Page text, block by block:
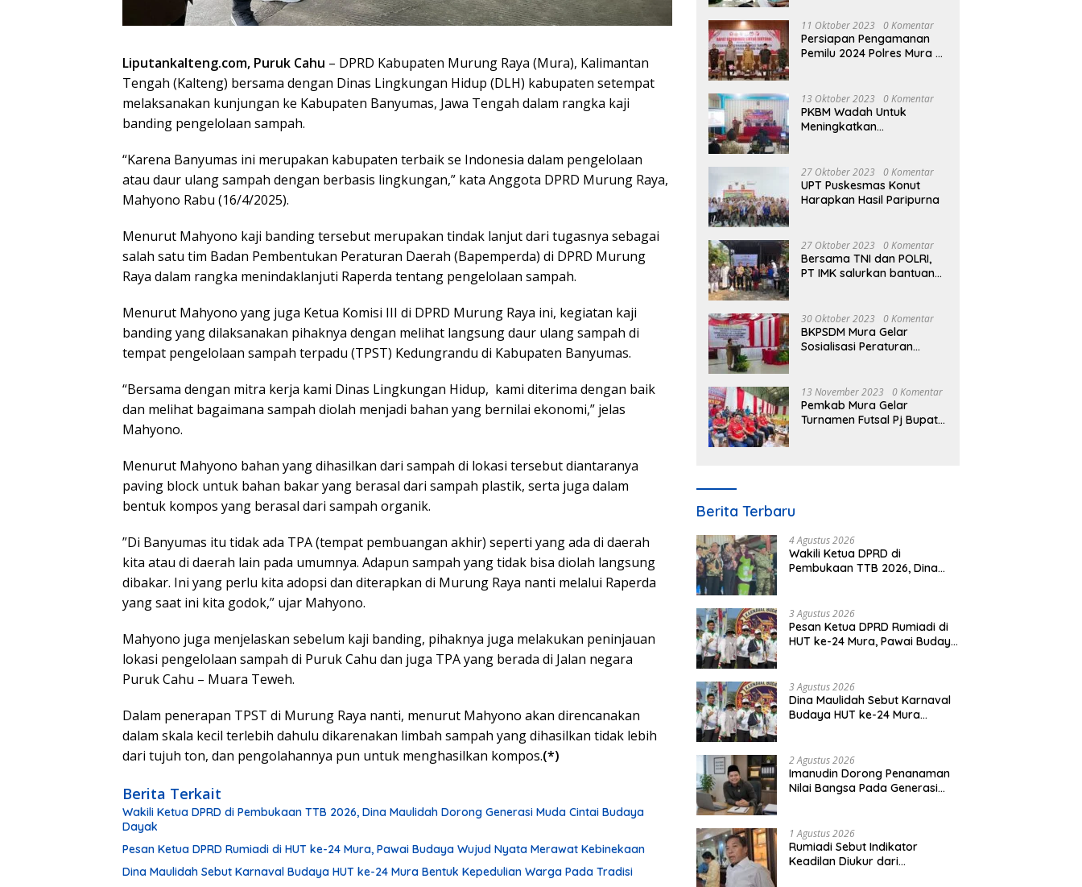
Liputankalteng.com, Puruk Cahu – DPRD Kabupaten Murung Raya (Mura), Kalimantan
Tengah (Kalteng) bersama dengan Dinas Lingkungan Hidup (DLH) kabupaten setempat
melaksanakan kunjungan ke Kabupaten Banyumas, Jawa Tengah dalam rangka kaji
banding pengelolaan sampah.
“Karena Banyumas ini merupakan kabupaten terbaik se Indonesia dalam pengelolaan
atau daur ulang sampah dengan berbasis lingkungan,” kata Anggota DPRD Murung Raya,
Mahyono Rabu (16/4/2025).
Menurut Mahyono kaji banding tersebut merupakan tindak lanjut dari tugasnya sebagai
salah satu tim Badan Pembentukan Peraturan Daerah (Bapemperda) di DPRD Murung
Raya dalam rangka menindaklanjuti Raperda tentang pengelolaan sampah.
Menurut Mahyono yang juga Ketua Komisi III di DPRD Murung Raya ini, kegiatan kaji
banding yang dilaksanakan pihaknya dengan melihat langsung daur ulang sampah di
tempat pengelolaan sampah terpadu (TPST) Kedungrandu di Kabupaten Banyumas.
“Bersama dengan mitra kerja kami Dinas Lingkungan Hidup, kami diterima dengan baik
dan melihat bagaimana sampah diolah menjadi bahan yang bernilai ekonomi,” jelas
Mahyono.
Menurut Mahyono bahan yang dihasilkan dari sampah di lokasi tersebut diantaranya
paving block untuk bahan bakar yang berasal dari sampah plastik, serta juga dalam
bentuk kompos yang berasal dari sampah organik.
”Di Banyumas itu tidak ada TPA (tempat pembuangan akhir) seperti yang ada di daerah
kita atau di daerah lain pada umumnya. Adapun sampah yang tidak bisa diolah langsung
dibakar. Ini yang perlu kita adopsi dan diterapkan di Murung Raya nanti melalui Raperda
yang saat ini kita godok,” ujar Mahyono.
Mahyono juga menjelaskan sebelum kaji banding, pihaknya juga melakukan peninjauan
lokasi pengelolaan sampah di Puruk Cahu dan juga TPA yang berada di Jalan negara
Puruk Cahu – Muara Teweh.
Dalam penerapan TPST di Murung Raya nanti, menurut Mahyono akan direncanakan
dalam skala kecil terlebih dahulu dikarenakan limbah sampah yang dihasilkan tidak lebih
dari tujuh ton, dan pengolahannya pun untuk menghasilkan kompos.(*)
Berita Terkait
Wakili Ketua DPRD di Pembukaan TTB 2026, Dina Maulidah Dorong Generasi Muda Cintai Budaya
Dayak
Pesan Ketua DPRD Rumiadi di HUT ke-24 Mura, Pawai Budaya Wujud Nyata Merawat Kebinekaan
Dina Maulidah Sebut Karnaval Budaya HUT ke-24 Mura Bentuk Kepedulian Warga Pada Tradisi
Perubahan 2023
11 Oktober 2023 0 Komentar
Persiapan Pengamanan
Pemilu 2024 Polres Mura
13 Oktober 2023 0 Komentar
PKBM Wadah Untuk
Meningkatkan
Dalam Bidang Ekonomi
27 Oktober 2023 0 Komentar
UPT Puskesmas Konut
Harapkan Hasil Paripurna
27 Oktober 2023 0 Komentar
Bersama TNI dan POLRI,
PT IMK salurkan bantuan
30 Oktober 2023 0 Komentar
BKPSDM Mura Gelar
Sosialisasi Peraturan
13 November 2023 0 Komentar
Pemkab Mura Gelar
Turnamen Futsal Pj Bupati
Berita Terbaru
4 Agustus 2026
Wakili Ketua DPRD di
Pembukaan TTB 2026, Dina
3 Agustus 2026
Pesan Ketua DPRD Rumiadi di
HUT ke-24 Mura, Pawai Budaya
3 Agustus 2026
Dina Maulidah Sebut Karnaval
Budaya HUT ke-24 Mura
2 Agustus 2026
Imanudin Dorong Penanaman
Nilai Bangsa Pada Generasi
1 Agustus 2026
Rumiadi Sebut Indikator
Keadilan Diukur dari